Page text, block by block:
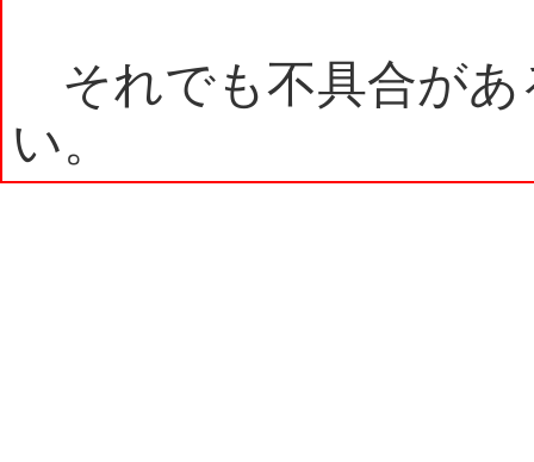
それでも不具合があ
い。